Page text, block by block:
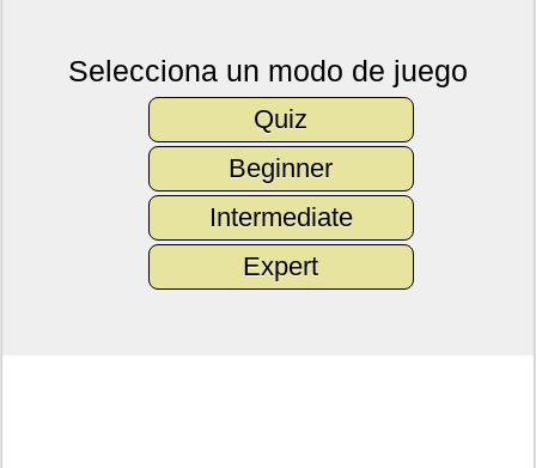
Selecciona un modo de juego
Quiz
Beginner
Intermediate
Expert